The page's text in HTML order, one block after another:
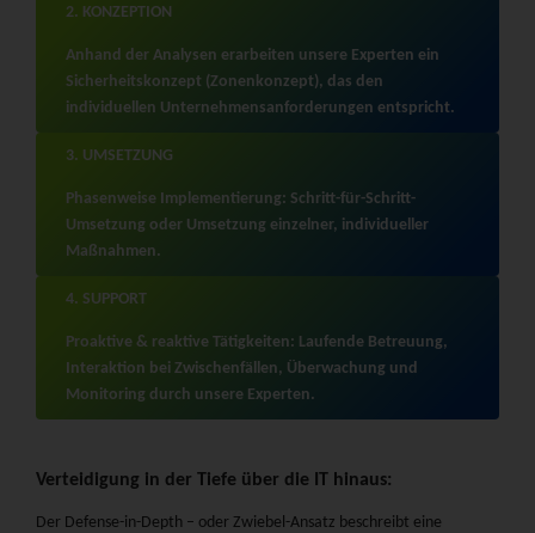
2. KONZEPTION
Anhand der Analysen erarbeiten unsere Experten ein
Sicherheitskonzept (Zonenkonzept), das den
individuellen Unternehmensanforderungen entspricht.
3. UMSETZUNG
Phasenweise Implementierung: Schritt-für-Schritt-
Umsetzung oder Umsetzung einzelner, individueller
Maßnahmen.
4. SUPPORT
Proaktive & reaktive Tätigkeiten: Laufende Betreuung,
Interaktion bei Zwischenfällen, Überwachung und
Monitoring durch unsere Experten.
Verteidigung in der Tiefe über die IT hinaus:
Der Defense-in-Depth – oder Zwiebel-Ansatz beschreibt eine